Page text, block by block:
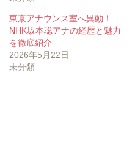
東京アナウンス室へ異動！
NHK坂本聡アナの経歴と魅力
を徹底紹介
2026年5月22日
未分類